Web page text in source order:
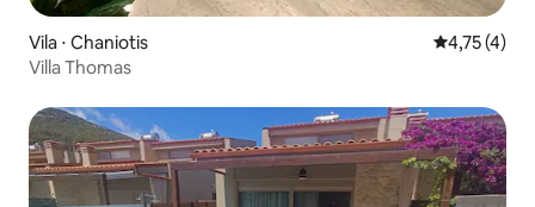
Vila ⋅ Chaniotis 4,75 de
4,75 (4)
Villa Thomas